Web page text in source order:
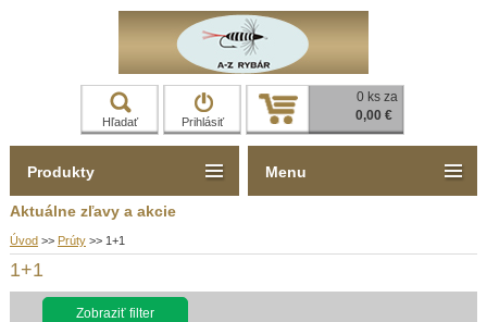
Hľadať Prihlásiť
0 ks za
0,00 €
Aktuálne zľavy a akcie
Úvod >> Prúty >> 1+1
1+1
Zobraziť filter
Produkty Menu